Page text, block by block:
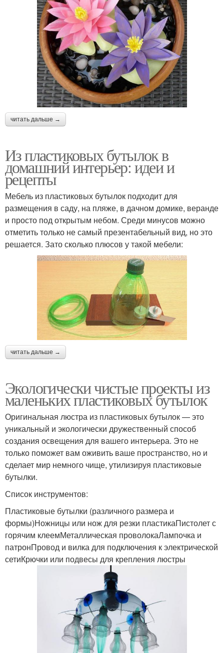
читать дальше →
Из пластиковых бутылок в
домашний интерьер: идеи и
рецепты
Мебель из пластиковых бутылок подходит для
размещения в саду, на пляже, в дачном домике, веранде
и просто под открытым небом. Среди минусов можно
отметить только не самый презентабельный вид, но это
решается. Зато сколько плюсов у такой мебели:
читать дальше →
Экологически чистые проекты из
маленьких пластиковых бутылок
Оригинальная люстра из пластиковых бутылок — это
уникальный и экологически дружественный способ
создания освещения для вашего интерьера. Это не
только поможет вам оживить ваше пространство, но и
сделает мир немного чище, утилизируя пластиковые
бутылки.
Список инструментов:
Пластиковые бутылки (различного размера и
формы)Ножницы или нож для резки пластикаПистолет с
горячим клеемМеталлическая проволокаЛампочка и
патронПровод и вилка для подключения к электрической
сетиКрючки или подвесы для крепления люстры